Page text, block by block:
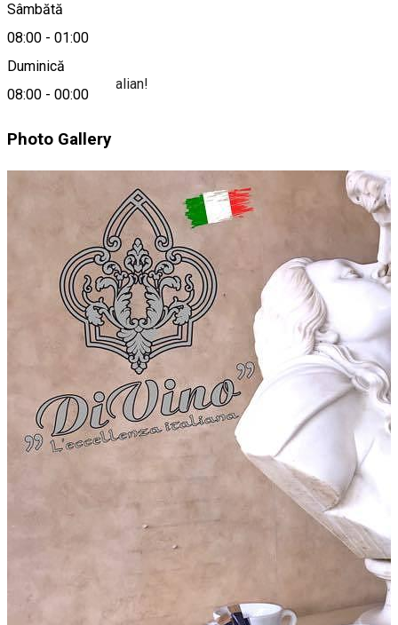
Sâmbătă
08:00 - 01:00
Duminică
08:00 - 00:00
Despre
Adevaratul gust italian!
Photo Gallery